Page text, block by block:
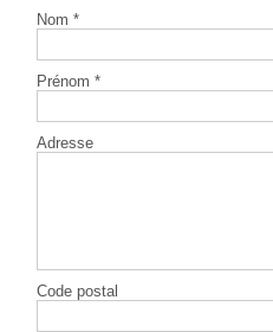
Nom *
Prénom *
Adresse
Code postal